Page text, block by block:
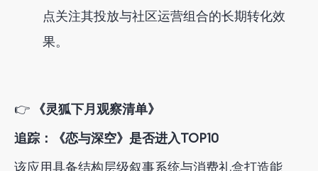
点关注其投放与社区运营组合的长期转化效
果。
👉
《灵狐下月观察清单》
追踪：《恋与深空》是否进入TOP10
该应用具备结构层级叙事系统与消费礼盒打造能